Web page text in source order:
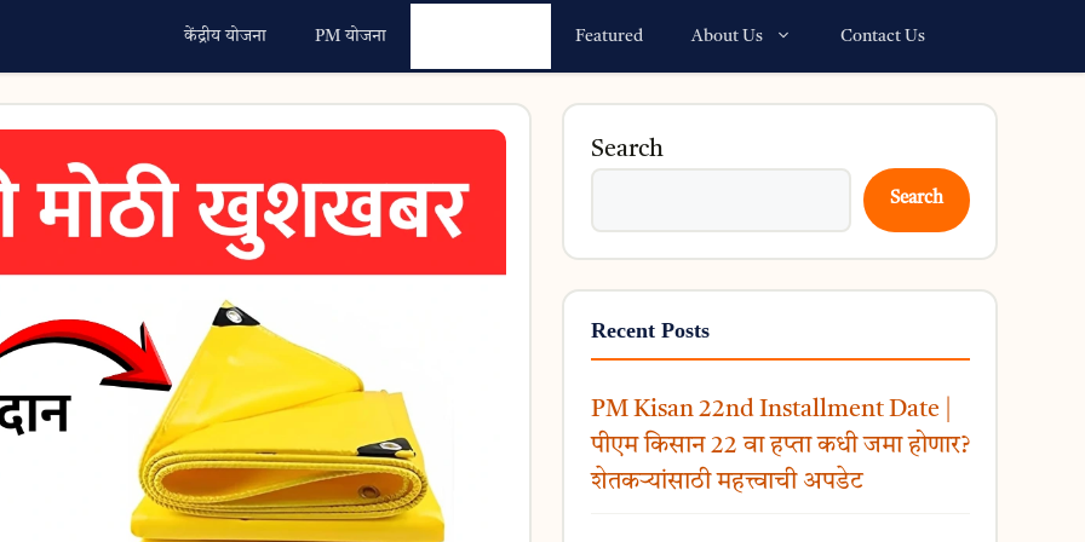
केंद्रीय योजना PM योजना Featured About Us Contact Us
Search
Search
Recent Posts
PM Kisan 22nd Installment Date |
पीएम किसान 22 वा हप्ता कधी जमा होणार?
शेतकऱ्यांसाठी महत्त्वाची अपडेट